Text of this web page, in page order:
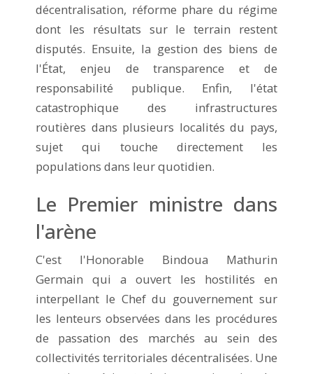
décentralisation, réforme phare du régime
dont les résultats sur le terrain restent
disputés. Ensuite, la gestion des biens de
l'État, enjeu de transparence et de
responsabilité publique. Enfin, l'état
catastrophique des infrastructures
routières dans plusieurs localités du pays,
sujet qui touche directement les
populations dans leur quotidien.
Le Premier ministre dans
l'arène
C'est l'Honorable Bindoua Mathurin
Germain qui a ouvert les hostilités en
interpellant le Chef du gouvernement sur
les lenteurs observées dans les procédures
de passation des marchés au sein des
collectivités territoriales décentralisées. Une